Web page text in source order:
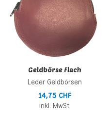
Zur Vergleichsliste hinzufügen
Schnellansicht
Geldbörse Flach
Leder Geldbörsen
14,75 CHF
inkl. MwSt.